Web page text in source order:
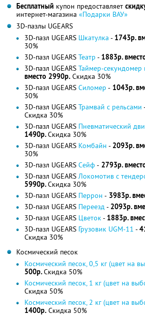
Бесплатный купон предоставляет
интернет-магазина «Подарки ВАУ»
3D-пазлы UGEARS
3D-пазл UGEARS Шкатулка - 1743р.
30%
3D-пазл UGEARS Театр - 1883р.
3D-пазл UGEARS Таймер-секундомер
вместо 2990р. Скидка 30%
3D-пазл UGEARS Силомер - 1043р.
30%
3D-пазл UGEARS Трамвай с рельсами
Скидка 30%
3D-пазл UGEARS Пневматический
1490р.Скидка 30%
3D-пазл UGEARS Комбайн - 2093р.
30%
3D-пазл UGEARS Сейф - 2793р.
3D-пазл UGEARS Локомотив с
5990р.Скидка 30%
3D-пазл UGEARS Перрон - 3983р.
3D-пазл UGEARS Переезд- 2093р.
3D-пазл UGEARS Цветок- 1883р.
3D-пазл UGEARS Грузовик UGM-11 -
Скидка 30%
Космический песок
Космический песок, 0,5 кг (цвет на
500р.Скидка 50%
Космический песок, 1 кг (цвет на
Скидка 50%
Космический песок, 2 кг (цвет на
1400р. Скидка 50%